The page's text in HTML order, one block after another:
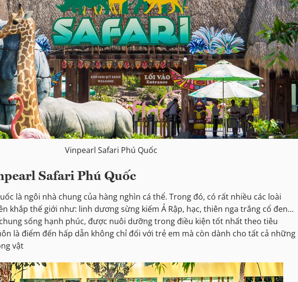
Vinpearl Safari Phú Quốc
Safari Phú Quốc
là ngôi nhà chung của hàng nghìn cá thể. Trong đó, có rất nhiều các loài
khắp thế giới như: linh dương sừng kiếm Ả Rập, hạc, thiên nga trắng cổ đen…
sống hạnh phúc, được nuôi dưỡng trong điều kiện tốt nhất theo tiêu
là điểm đến hấp dẫn không chỉ đối với trẻ em mà còn dành cho tất cả những
vật